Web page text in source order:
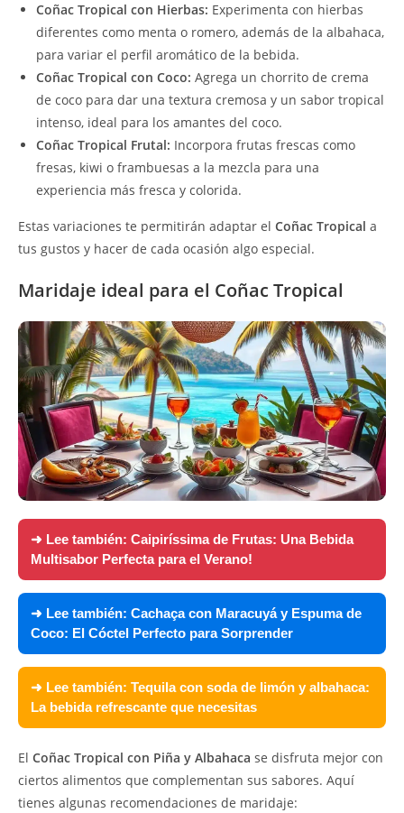
Coñac Tropical con Hierbas: Experimenta con hierbas
diferentes como menta o romero, además de la albahaca,
para variar el perfil aromático de la bebida.
Coñac Tropical con Coco: Agrega un chorrito de crema
de coco para dar una textura cremosa y un sabor tropical
intenso, ideal para los amantes del coco.
Coñac Tropical Frutal: Incorpora frutas frescas como
fresas, kiwi o frambuesas a la mezcla para una
experiencia más fresca y colorida.
Estas variaciones te permitirán adaptar el Coñac Tropical a
tus gustos y hacer de cada ocasión algo especial.
Maridaje ideal para el Coñac Tropical
➜ Lee también: Caipiríssima de Frutas: Una Bebida
Multisabor Perfecta para el Verano!
➜ Lee también: Cachaça con Maracuyá y Espuma de
Coco: El Cóctel Perfecto para Sorprender
➜ Lee también: Tequila con soda de limón y albahaca:
La bebida refrescante que necesitas
El Coñac Tropical con Piña y Albahaca se disfruta mejor con
ciertos alimentos que complementan sus sabores. Aquí
tienes algunas recomendaciones de maridaje: